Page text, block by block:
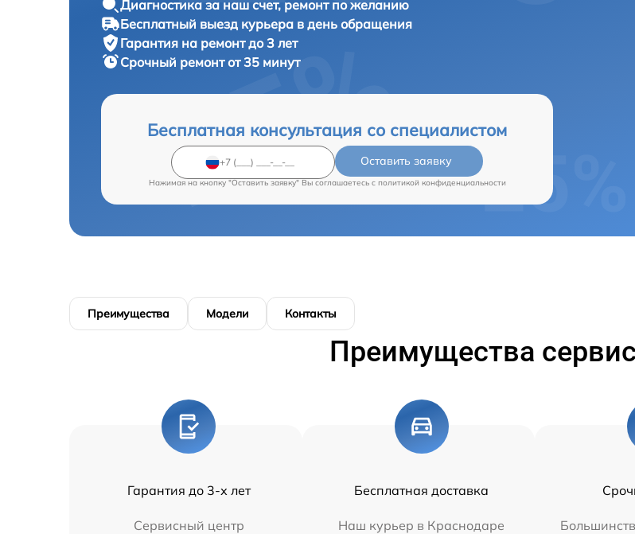
Диагностика за наш счет, ремонт по желанию
Бесплатный выезд курьера в день обращения
Гарантия на ремонт до 3 лет
Срочный ремонт от 35 минут
Бесплатная консультация со специалистом
Оставить заявку
Нажимая на кнопку "Оставить заявку" Вы соглашаетесь c политикой конфиденциальности
Преимущества Модели Контакты
Преимущества
Гарантия до 3-х лет
Сервисный центр
Бесплатная доставка
Наш курьер в Краснодаре